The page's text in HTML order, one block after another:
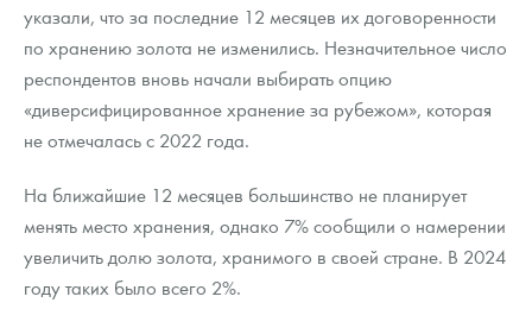
указали, что за последние 12 месяцев их договоренности
по хранению золота не изменились. Незначительное число
респондентов вновь начали выбирать опцию
«диверсифицированное хранение за рубежом», которая
не отмечалась с 2022 года.
На ближайшие 12 месяцев большинство не планирует
менять место хранения, однако 7% сообщили о намерении
увеличить долю золота, хранимого в своей стране. В 2024
году таких было всего 2%.